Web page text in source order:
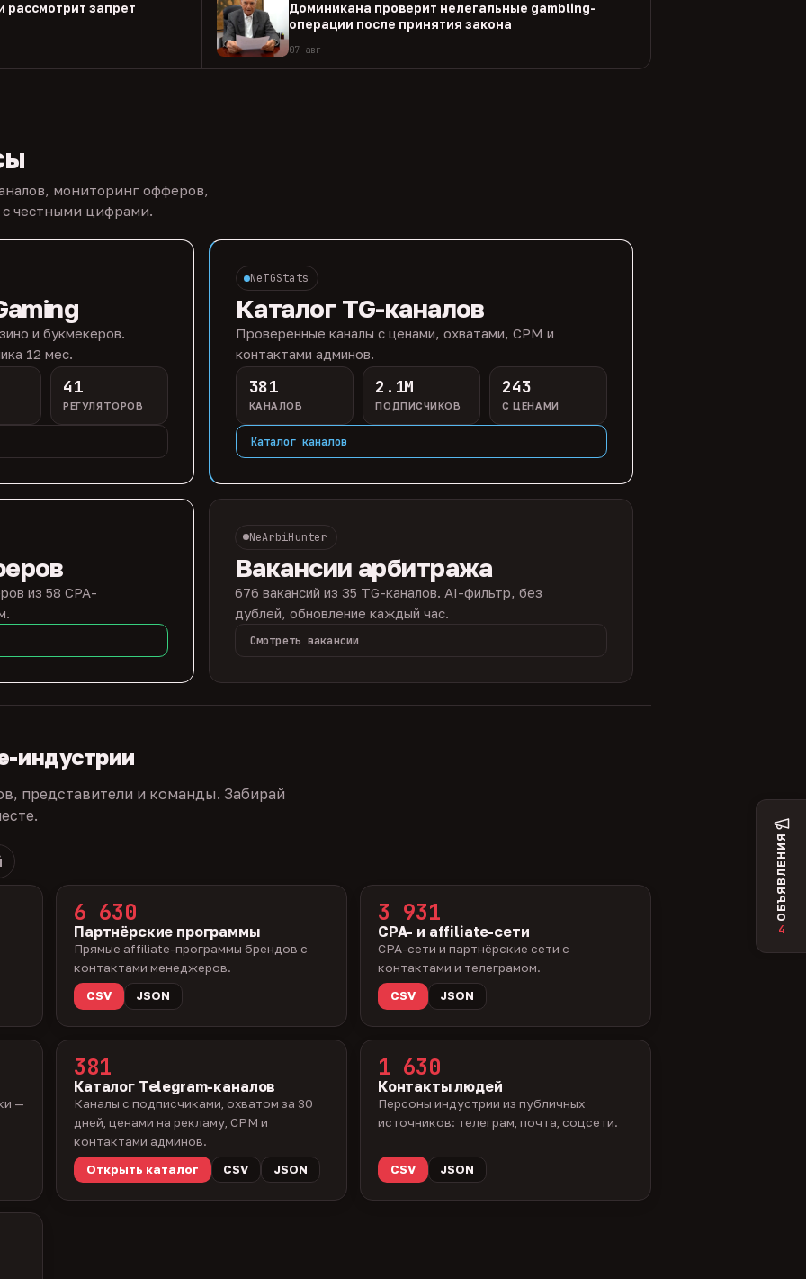
рассмотрит запрет
Доминикана проверит нелегальные gambling-
операции после принятия закона
07 авг
мониторинг офферов,
с честными цифрами.
и букмекеров.
12 мес.
41
РЕГУЛЯТОРОВ
NeTGStats
Каталог TG-каналов
Проверенные каналы с ценами, охватами, CPM и
контактами админов.
381
КАНАЛОВ
2.1M
ПОДПИСЧИКОВ
243
С ЦЕНАМИ
Каталог каналов
из 58 CPA-
NeArbiHunter
Вакансии арбитража
676 вакансий из 35 TG-каналов. AI-фильтр, без
дублей, обновление каждый час.
Смотреть вакансии
индустрии
представители и команды. Забирай
6 630
Партнёрские программы
Прямые affiliate-программы брендов с
контактами менеджеров.
CSV
JSON
3 931
CPA- и affiliate-сети
CPA-сети и партнёрские сети с
контактами и телеграмом.
CSV
JSON
—
381
Каталог Telegram-каналов
Каналы с подписчиками, охватом за 30
дней, ценами на рекламу, CPM и
контактами админов.
Открыть каталог
CSV JSON
1 630
Контакты людей
Персоны индустрии из публичных
источников: телеграм, почта, соцсети.
CSV JSON
ОБЪЯВЛЕНИЯ
4